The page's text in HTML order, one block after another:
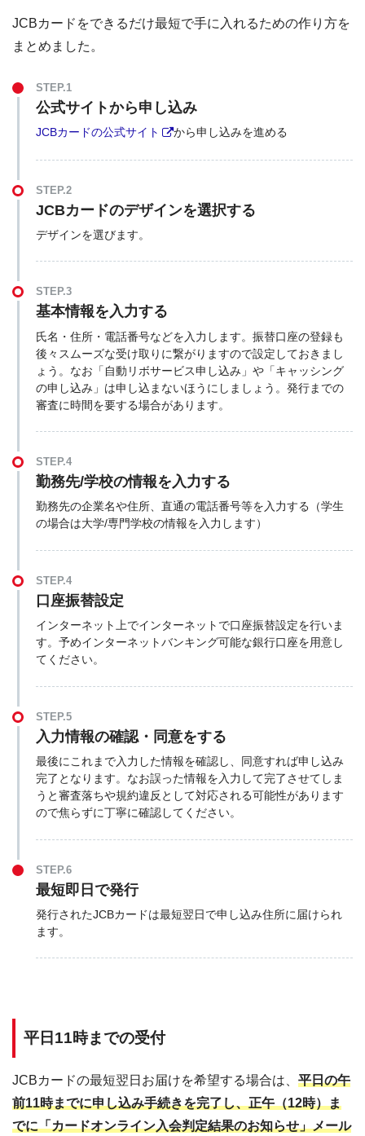
JCBカードをできるだけ最短で手に入れるための作り方を
まとめました。
STEP.1
公式サイトから申し込み
JCBカードの公式サイト から申し込みを進める
STEP.2
JCBカードのデザインを選択する
デザインを選びます。
STEP.3
基本情報を入力する
氏名・住所・電話番号などを入力します。振替口座の登録も
後々スムーズな受け取りに繋がりますので設定しておきまし
ょう。なお「自動リボサービス申し込み」や「キャッシング
の申し込み」は申し込まないほうにしましょう。発行までの
審査に時間を要する場合があります。
STEP.4
勤務先/学校の情報を入力する
勤務先の企業名や住所、直通の電話番号等を入力する（学生
の場合は大学/専門学校の情報を入力します）
STEP.4
口座振替設定
インターネット上でインターネットで口座振替設定を行いま
す。予めインターネットバンキング可能な銀行口座を用意し
てください。
STEP.5
入力情報の確認・同意をする
最後にこれまで入力した情報を確認し、同意すれば申し込み
完了となります。なお誤った情報を入力して完了させてしま
うと審査落ちや規約違反として対応される可能性があります
ので焦らずに丁寧に確認してください。
STEP.6
最短即日で発行
発行されたJCBカードは最短翌日で申し込み住所に届けられ
ます。
平日11時までの受付
JCBカードの最短翌日お届けを希望する場合は、 平日の午
前11時までに申し込み手続きを完了し、正午（12時）ま
でに「カードオンライン入会判定結果のお知らせ」メール